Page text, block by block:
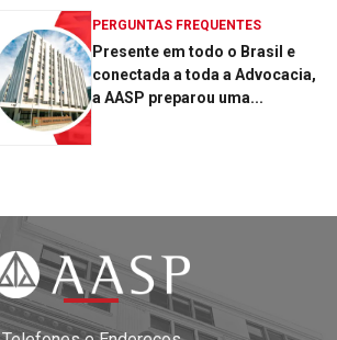
PERGUNTAS FREQUENTES
Presente em todo o Brasil e
conectada a toda a Advocacia,
a AASP preparou uma...